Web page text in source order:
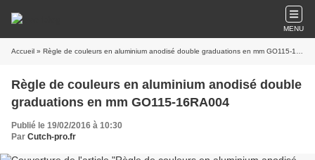
MENU
Accueil » Règle de couleurs en aluminium anodisé double graduations en mm GO115-16RA004
Règle de couleurs en aluminium anodisé double
graduations en mm GO115-16RA004
Publié le 19/02/2016 à 10:30
Par Cutch-pro.fr